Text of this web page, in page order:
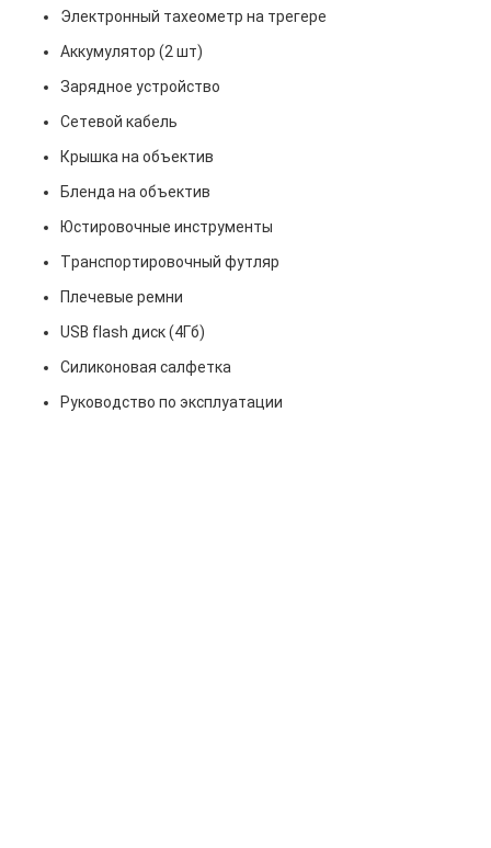
Электронный тахеометр на трегере
Аккумулятор (2 шт)
Зарядное устройство
Сетевой кабель
Крышка на объектив
Бленда на объектив
Юстировочные инструменты
Транспортировочный футляр
Плечевые ремни
USB flash диск (4Гб)
Силиконовая салфетка
Руководство по эксплуатации